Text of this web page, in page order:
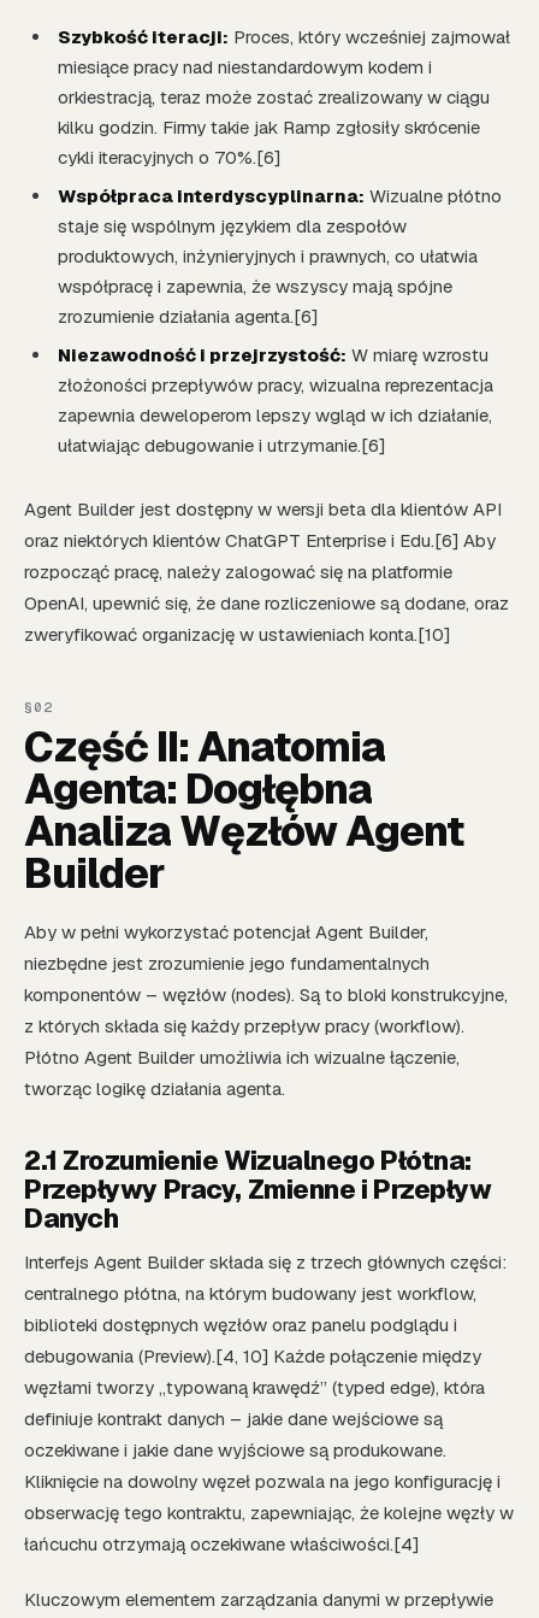
Szybkość iteracji: Proces, który wcześniej zajmował
miesiące pracy nad niestandardowym kodem i
orkiestracją, teraz może zostać zrealizowany w ciągu
kilku godzin. Firmy takie jak Ramp zgłosiły skrócenie
cykli iteracyjnych o 70%.[6]
Współpraca interdyscyplinarna: Wizualne płótno
staje się wspólnym językiem dla zespołów
produktowych, inżynieryjnych i prawnych, co ułatwia
współpracę i zapewnia, że wszyscy mają spójne
zrozumienie działania agenta.[6]
Niezawodność i przejrzystość: W miarę wzrostu
złożoności przepływów pracy, wizualna reprezentacja
zapewnia deweloperom lepszy wgląd w ich działanie,
ułatwiając debugowanie i utrzymanie.[6]
Agent Builder jest dostępny w wersji beta dla klientów API
oraz niektórych klientów ChatGPT Enterprise i Edu.[6] Aby
rozpocząć pracę, należy zalogować się na platformie
OpenAI, upewnić się, że dane rozliczeniowe są dodane, oraz
zweryfikować organizację w ustawieniach konta.[10]
Część II: Anatomia
Agenta: Dogłębna
Analiza Węzłów Agent
Builder
Aby w pełni wykorzystać potencjał Agent Builder,
niezbędne jest zrozumienie jego fundamentalnych
komponentów – węzłów (nodes). Są to bloki konstrukcyjne,
z których składa się każdy przepływ pracy (workflow).
Płótno Agent Builder umożliwia ich wizualne łączenie,
tworząc logikę działania agenta.
2.1 Zrozumienie Wizualnego Płótna:
Przepływy Pracy, Zmienne i Przepływ
Danych
Interfejs Agent Builder składa się z trzech głównych części:
centralnego płótna, na którym budowany jest workflow,
biblioteki dostępnych węzłów oraz panelu podglądu i
debugowania (Preview).[4, 10] Każde połączenie między
węzłami tworzy „typowaną krawędź” (typed edge), która
definiuje kontrakt danych – jakie dane wejściowe są
oczekiwane i jakie dane wyjściowe są produkowane.
Kliknięcie na dowolny węzeł pozwala na jego konfigurację i
obserwację tego kontraktu, zapewniając, że kolejne węzły w
łańcuchu otrzymają oczekiwane właściwości.[4]
Kluczowym elementem zarządzania danymi w przepływie